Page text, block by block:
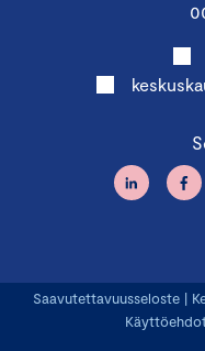
Saavutettavuusseloste |